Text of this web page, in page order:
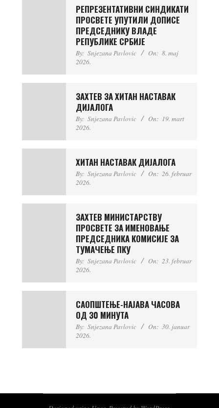
РЕПРЕЗЕНТАТИВНИ СИНДИКАТИ
ПРОСВЕТЕ УПУТИЛИ ДОПИСЕ
ПРЕДСЕДНИКУ ВЛАДЕ
РЕПУБЛИКЕ СРБИЈЕ
By: Snjezana Pavlovic On: 8. maj
2026.
ЗАХТЕВ ЗА ХИТАН НАСТАВАК
ДИЈАЛОГА
By: Snjezana Pavlovic On: 19. mart
2026.
ХИТАН НАСТАВАК ДИЈАЛОГА
By: Snjezana Pavlovic On: 26. februar
2026.
ЗАХТЕВ МИНИСТAРСTВУ
ПРОСВЕТЕ ЗА ИМЕНОВАЊЕ
ПРЕДСЕДНИКА КОМИСИЈЕ ЗА
ТУМАЧЕЊЕ ПКУ
By: Snjezana Pavlovic On: 23. februar
2026.
САОПШТЕЊЕ-НАЈАВА ЧАСОВА
ОД 30 МИНУТА
By: Snjezana Pavlovic On: 30. januar
2026.